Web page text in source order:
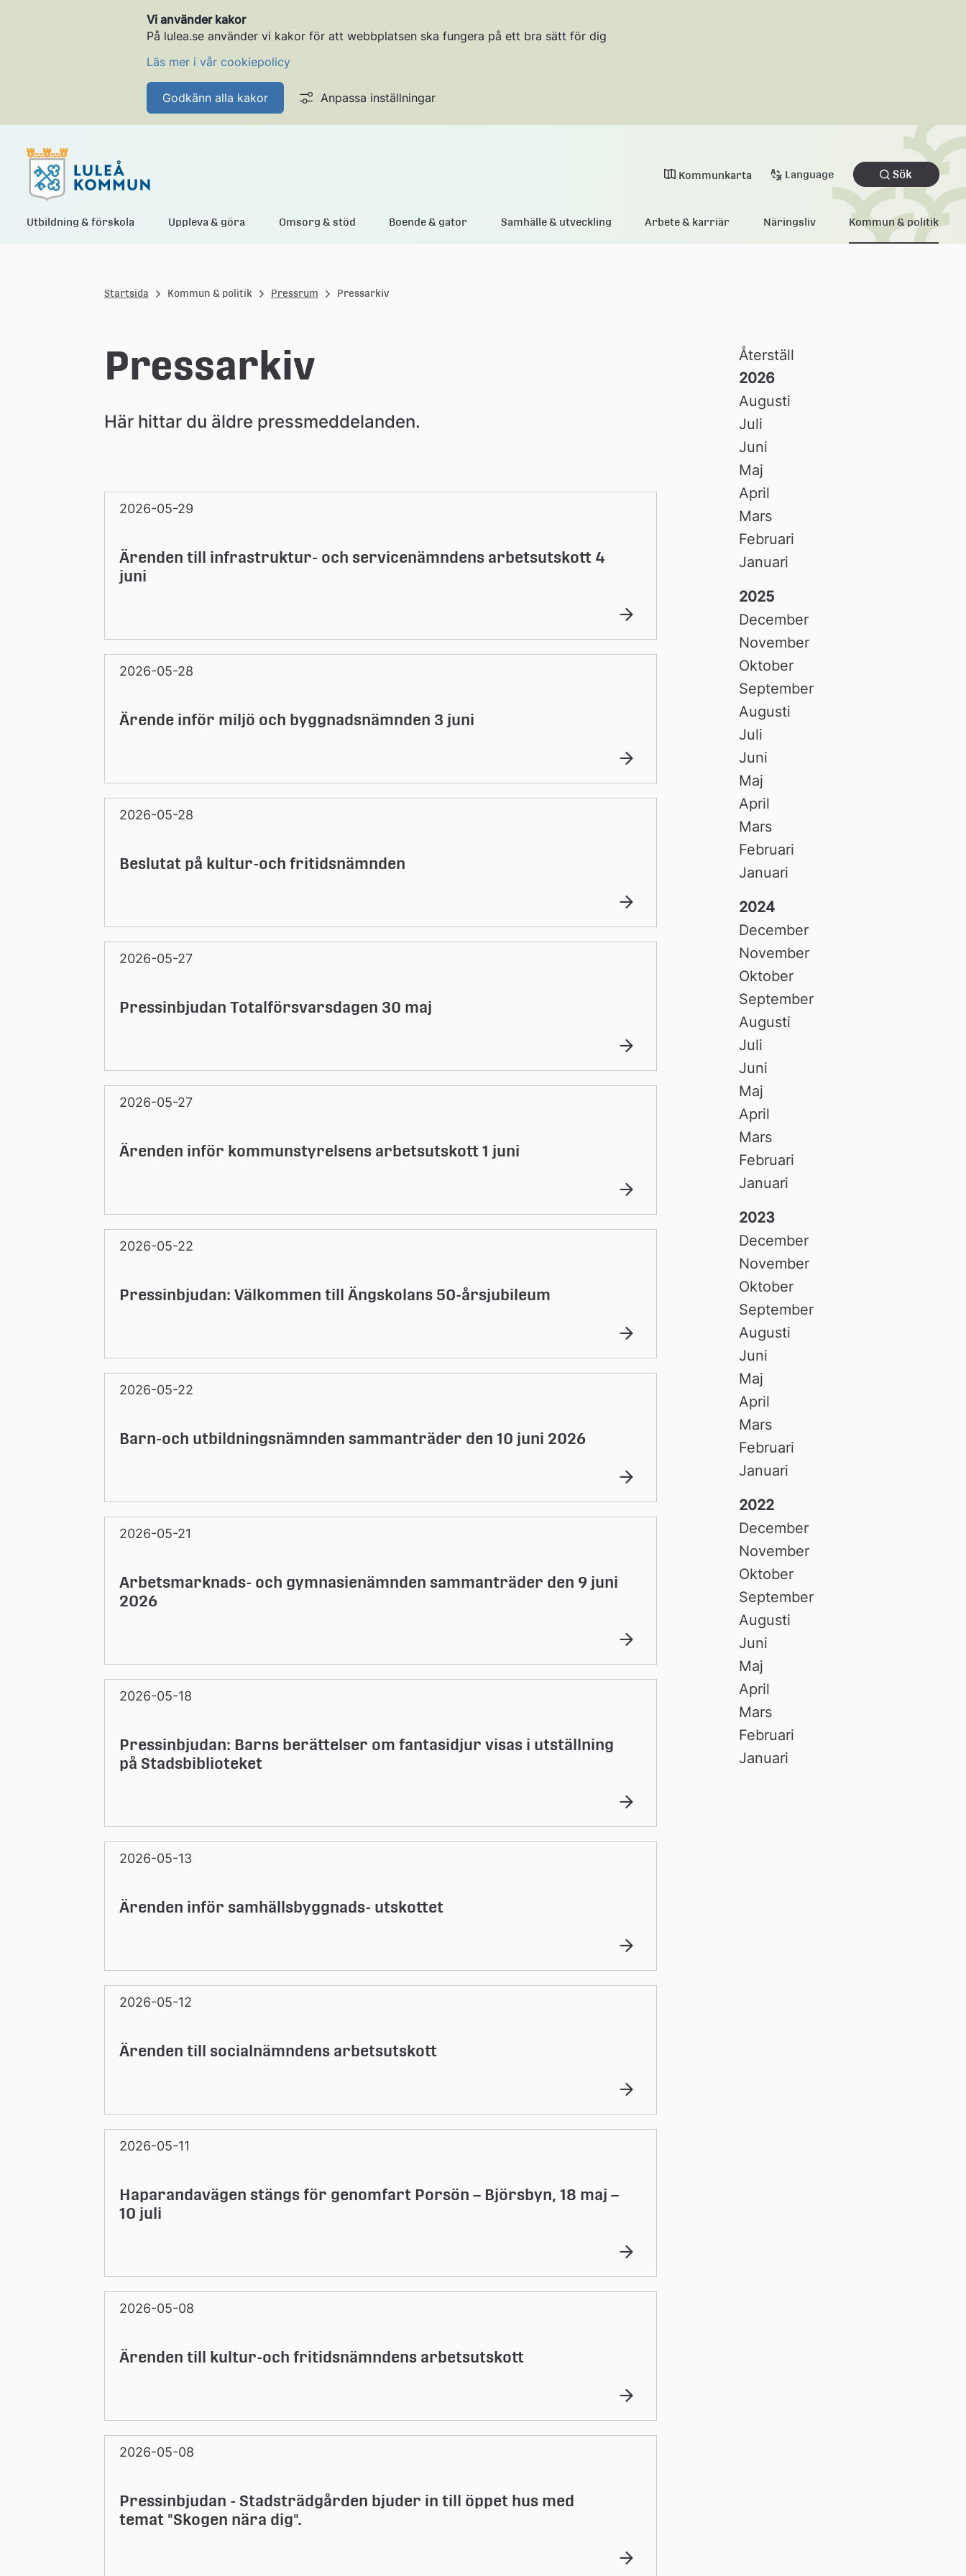
Vi använder kakor
På lulea.se använder vi kakor för att webbplatsen ska fungera på ett bra sätt för dig
Läs mer i vår cookiepolicy
Godkänn alla kakor Anpassa inställningar
L
Kommunkarta Language Sök
Utbildning & förskola Uppleva & göra Omsorg & stöd Boende & gator Samhälle & utveckling Arbete & karriär Näringsliv Kommun & politik
Startsida Kommun & politik Pressrum Pressarkiv
Pressarkiv
Här hittar du äldre pressmeddelanden.
2026-05-29
Ärenden till infrastruktur- och servicenämndens arbetsutskott 4
juni
2026-05-28
Ärende inför miljö och byggnadsnämnden 3 juni
2026-05-28
Beslutat på kultur-och fritidsnämnden
2026-05-27
Pressinbjudan Totalförsvarsdagen 30 maj
2026-05-27
Ärenden inför kommunstyrelsens arbetsutskott 1 juni
2026-05-22
Pressinbjudan: Välkommen till Ängskolans 50-årsjubileum
2026-05-22
Barn-och utbildningsnämnden sammanträder den 10 juni 2026
2026-05-21
Arbetsmarknads- och gymnasienämnden sammanträder den 9 juni
2026
2026-05-18
Pressinbjudan: Barns berättelser om fantasidjur visas i utställning
på Stadsbiblioteket
2026-05-13
Ärenden inför samhällsbyggnads- utskottet
2026-05-12
Ärenden till socialnämndens arbetsutskott
2026-05-11
Haparandavägen stängs för genomfart Porsön – Björsbyn, 18 maj –
10 juli
2026-05-08
Ärenden till kultur-och fritidsnämndens arbetsutskott
2026-05-08
Pressinbjudan - Stadsträdgården bjuder in till öppet hus med
temat "Skogen nära dig".
Återställ
2026
Augusti
Juli
Juni
Maj
April
Mars
Februari
Januari
2025
December
November
Oktober
September
Augusti
Juli
Juni
Maj
April
Mars
Februari
Januari
2024
December
November
Oktober
September
Augusti
Juli
Juni
Maj
April
Mars
Februari
Januari
2023
December
November
Oktober
September
Augusti
Juni
Maj
April
Mars
Februari
Januari
2022
December
November
Oktober
September
Augusti
Juni
Maj
April
Mars
Februari
Januari